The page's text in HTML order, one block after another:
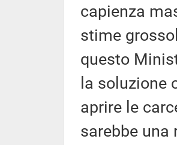
capienza
stime
questo
la soluzione
aprire le
sarebbe una